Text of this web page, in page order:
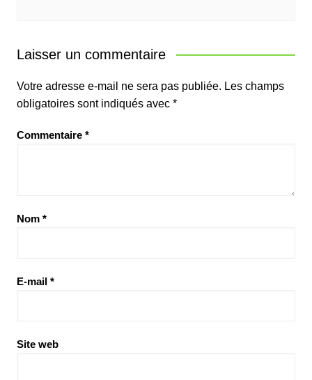
Laisser un commentaire
Votre adresse e-mail ne sera pas publiée. Les champs
obligatoires sont indiqués avec *
Commentaire *
Nom *
E-mail *
Site web